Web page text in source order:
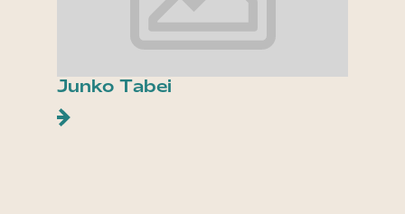
Junko Tabei